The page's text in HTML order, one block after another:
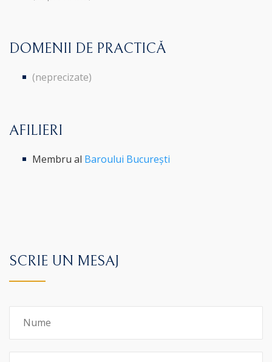
DOMENII DE PRACTICĂ
(neprecizate)
AFILIERI
Membru al Baroului București
SCRIE UN MESAJ